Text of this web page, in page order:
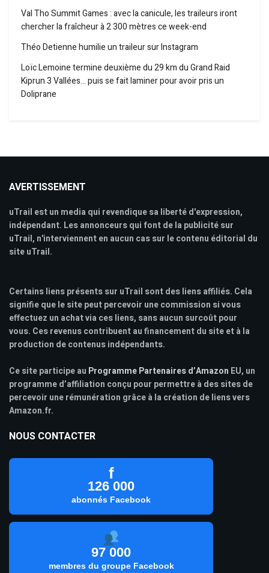
Val Tho Summit Games : avec la canicule, les traileurs iront
chercher la fraîcheur à 2 300 mètres ce week-end
Théo Detienne humilie un traileur sur Instagram
Loïc Lemoine termine deuxième du 29 km du Grand Raid
Kiprun 3 Vallées… puis se fait laminer pour avoir pris un
Doliprane
AVERTISSEMENT
uTrail est un media qui revendique sa liberté d'expression,
indépendant. Les annonceurs qui font de la publicité sur
uTrail, n'interviennent en aucun cas sur le contenu éditorial du
site uTrail.
Certains liens présents sur uTrail sont des liens affiliés. Cela
signifie que le site peut percevoir une commission si vous
effectuez un achat via ces liens, sans aucun surcoût pour
vous. Ces revenus contribuent au financement du site et à la
production de contenus indépendants.
Ce site participe au Programme Partenaires d’Amazon EU, un
programme d’affiliation conçu pour permettre à des sites de
percevoir une rémunération grâce à la création de liens vers
Amazon.fr.
NOUS CONTACTER
f
126 000
abonnés Facebook
97 000
membres du groupe Facebook